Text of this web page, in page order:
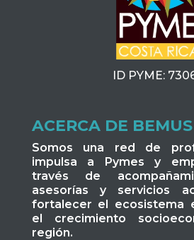
ID PYME:
ACERCA DE BEMUS
Somos una red de
impulsa a Pymes y
través de
asesorías y servicios
fortalecer el ecosistema
el crecimiento
región.